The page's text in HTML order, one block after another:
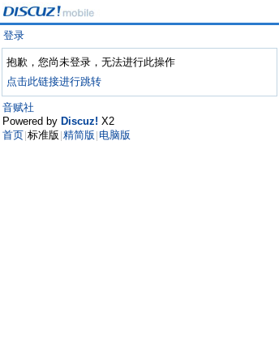
登录
抱歉，您尚未登录，无法进行此操作
点击此链接进行跳转
音赋社
Powered by Discuz! X2
首页 标准版 精简版 电脑版